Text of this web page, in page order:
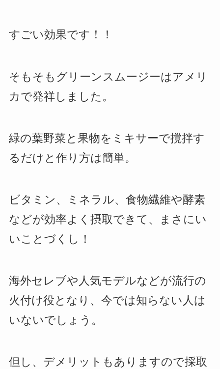
すごい効果です！！
そもそもグリーンスムージーはアメリ
カで発祥しました。
緑の葉野菜と果物をミキサーで撹拌す
るだけと作り方は簡単。
ビタミン、ミネラル、食物繊維や酵素
などが効率よく摂取できて、まさにい
いことづくし！
海外セレブや人気モデルなどが流行の
火付け役となり、今では知らない人は
いないでしょう。
但し、デメリットもありますので採取